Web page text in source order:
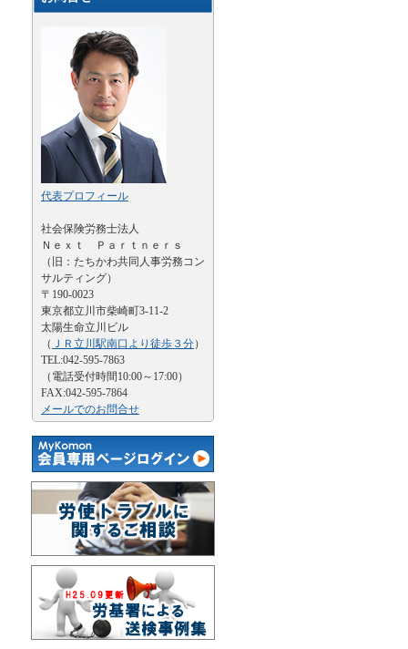
代表プロフィール
社会保険労務士法人
Ｎｅｘｔ Ｐａｒｔｎｅｒｓ
（旧：たちかわ共同人事労務コン
サルティング）
〒190-0023
東京都立川市柴崎町3-11-2
太陽生命立川ビル
（ ＪＲ立川駅南口より徒歩３分）
TEL:042-595-7863
（電話受付時間10:00～17:00）
FAX:042-595-7864
メールでのお問合せ